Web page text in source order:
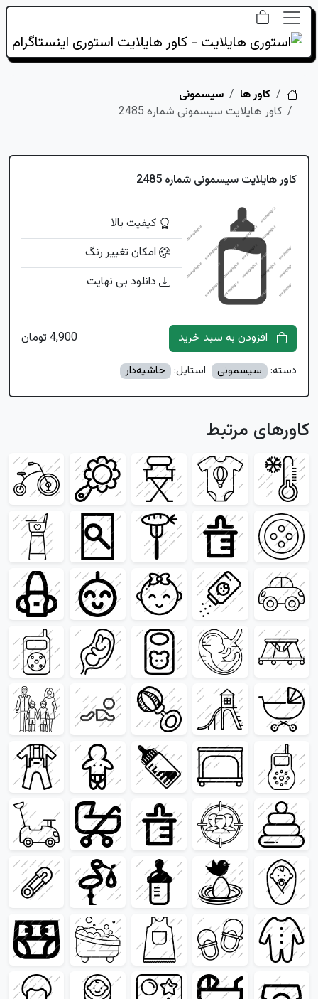
خانهکاور ها
سیسمونی
کاور هایلایت سیسمونی شماره 2485
کاور هایلایت سیسمونی شماره 2485
کیفیت بالا
امکان تغییر رنگ
دانلود بی نهایت
4,900 تومان
دسته: سیسمونی استایل: حاشیه‌دار
کاورهای مرتبط